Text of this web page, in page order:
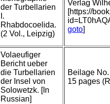
der Turbellarien
I.
Rhabdocoelida.
(2 Vol., Leipzig)
Verlag
[https://
goto]
Volaeufiger
Bericht ueber
die Turbellarien
der Insel von
Solowetzk. [In
Russian]
Beilage
15 pages